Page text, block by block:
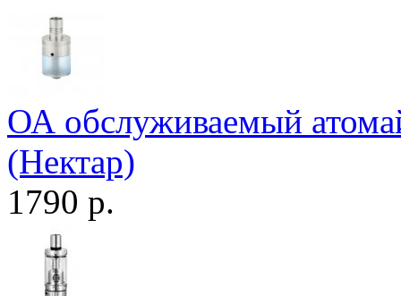
ОА обслуживаемый
(Нектар)
1790 р.